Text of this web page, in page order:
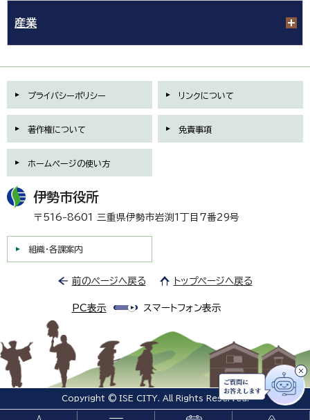
産業
プライバシーポリシー リンクについて
著作権について 免責事項
ホームページの使い方
伊勢市役所
〒516-8601 三重県伊勢市岩渕1丁目7番29号
組織・各課案内
前のページへ戻る トップページへ戻る
PC表示 スマートフォン表示
Copyright © ISE CITY. All Rights Reserved.